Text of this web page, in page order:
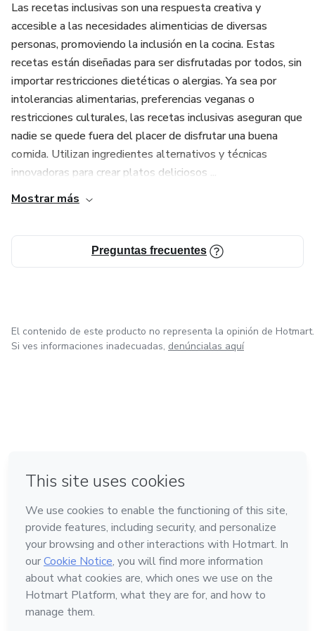
Las recetas inclusivas son una respuesta creativa y
accesible a las necesidades alimenticias de diversas
personas, promoviendo la inclusión en la cocina. Estas
recetas están diseñadas para ser disfrutadas por todos, sin
importar restricciones dietéticas o alergias. Ya sea por
intolerancias alimentarias, preferencias veganas o
restricciones culturales, las recetas inclusivas aseguran que
nadie se quede fuera del placer de disfrutar una buena
comida. Utilizan ingredientes alternativos y técnicas
innovadoras para crear platos deliciosos ...
Mostrar más
Preguntas frecuentes
El contenido de este producto no representa la opinión de Hotmart.
Si ves informaciones inadecuadas, denúncialas aquí
Hecho con❤ en Belo Horizonte
Conoce Hotmart
Idioma
Español